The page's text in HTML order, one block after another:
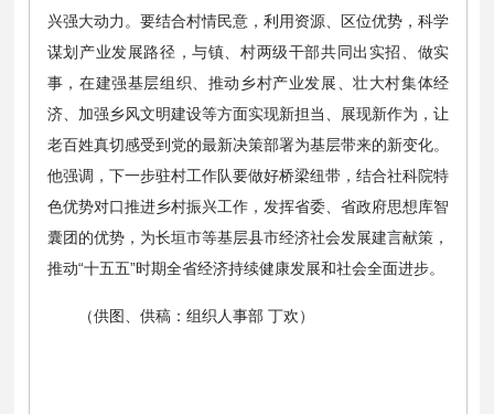
兴强大动力。要结合村情民意，利用资源、区位优势，科学
谋划产业发展路径，与镇、村两级干部共同出实招、做实
事，在建强基层组织、推动乡村产业发展、壮大村集体经
济、加强乡风文明建设等方面实现新担当、展现新作为，让
老百姓真切感受到党的最新决策部署为基层带来的新变化。
他强调，下一步驻村工作队要做好桥梁纽带，结合社科院特
色优势对口推进乡村振兴工作，发挥省委、省政府思想库智
囊团的优势，为长垣市等基层县市经济社会发展建言献策，
推动“十五五”时期全省经济持续健康发展和社会全面进步。
（供图、供稿：组织人事部 丁欢）